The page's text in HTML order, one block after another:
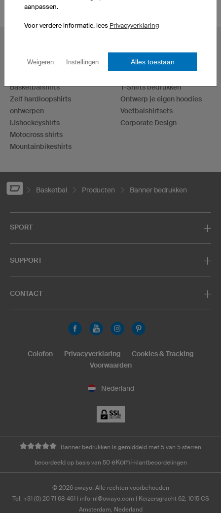
Wielershirts
Basketbalshirts
Zelf hardloopshirts
ontwerpen
IJshockeyshirts
Motocross shirts
Mountainbikeshirts
eSportshirts
T-Shirts bedrukken
Ontwerp je eigen hoodies
Voetbalshirtsets
Corporate Design
Basketbal Producten Banner bedrukken
SPORT
SUPPORT
CONTACT
Nederland
Colofon Privacyverklaring
Cookies & Tracking
Voorwaarden
Banner bedrukken is gemiddeld met 5 van 5 sterren
beoordeeld op basis van 50 eKomi-klantbeoordelingen
© 2026owayo. Alle rechten voorbehouden
Tel: +31 (0) 20 71 68 461
info-nl@owayo.com | Keizersgracht 62, 1015 CS
Amsterdam, Nederland
aanpassen.
Voor verdere informatie, lees Privacyverklaring
Weigeren Instellingen Alles toestaan